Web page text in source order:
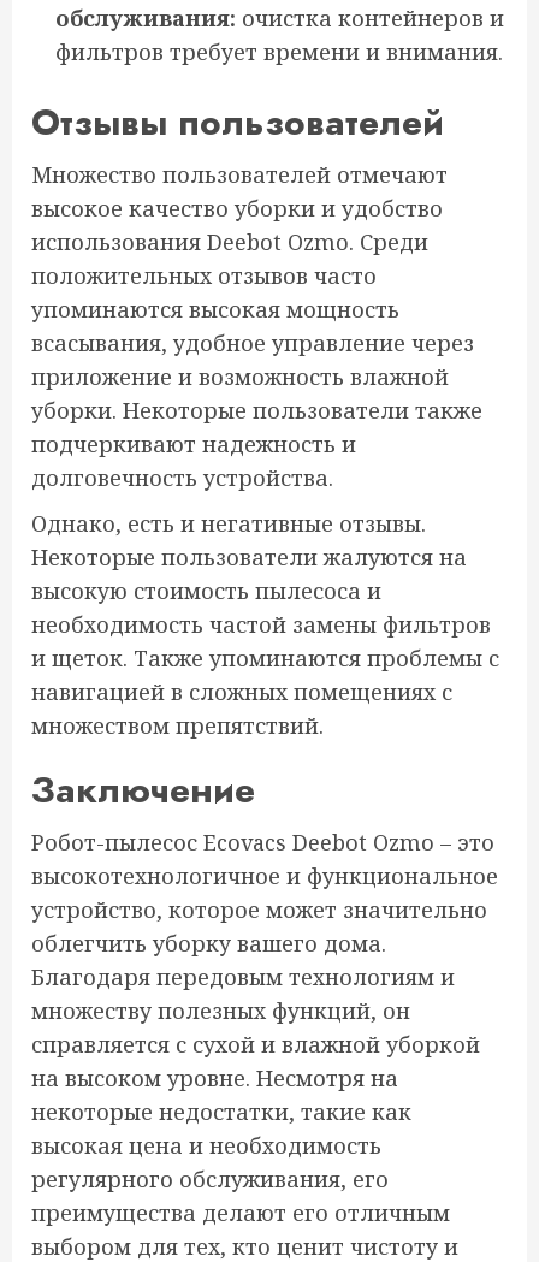
обслуживания: очистка контейнеров и
фильтров требует времени и внимания.
Отзывы пользователей
Множество пользователей отмечают
высокое качество уборки и удобство
использования Deebot Ozmo. Среди
положительных отзывов часто
упоминаются высокая мощность
всасывания, удобное управление через
приложение и возможность влажной
уборки. Некоторые пользователи также
подчеркивают надежность и
долговечность устройства.
Однако, есть и негативные отзывы.
Некоторые пользователи жалуются на
высокую стоимость пылесоса и
необходимость частой замены фильтров
и щеток. Также упоминаются проблемы с
навигацией в сложных помещениях с
множеством препятствий.
Заключение
Робот-пылесос Ecovacs Deebot Ozmo – это
высокотехнологичное и функциональное
устройство, которое может значительно
облегчить уборку вашего дома.
Благодаря передовым технологиям и
множеству полезных функций, он
справляется с сухой и влажной уборкой
на высоком уровне. Несмотря на
некоторые недостатки, такие как
высокая цена и необходимость
регулярного обслуживания, его
преимущества делают его отличным
выбором для тех, кто ценит чистоту и